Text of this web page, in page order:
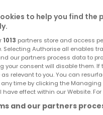
to help you find
1013 partners store and access
Selecting Authorise all enables
our partners process data to
your consent will disable them.
as relevant to you. You can
time by clicking the
have effect within our Website.
and our partners